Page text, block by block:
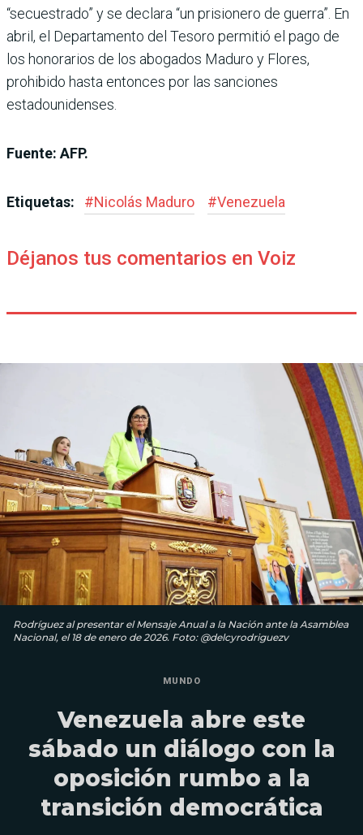
“secuestrado” y se declara “un prisionero de guerra”. En
abril, el Departamento del Tesoro permitió el pago de
los honorarios de los abogados Maduro y Flores,
prohibido hasta entonces por las sanciones
estadounidenses.
Fuente: AFP.
Etiquetas: #Nicolás Maduro #Venezuela
Déjanos tus comentarios en Voiz
Rodríguez al presentar el Mensaje Anual a la Nación ante la Asamblea
Nacional, el 18 de enero de 2026. Foto: @delcyrodriguezv
MUNDO
Venezuela abre este
sábado un diálogo con la
oposición rumbo a la
transición democrática